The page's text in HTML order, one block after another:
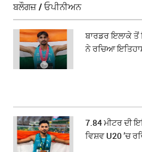
ਬਲੌਗਜ਼ / ਓਪੀਨੀਅਨ
ਬਾਰਡਰ ਇਲਾਕੇ
ਨੇ ਰਚਿਆ
7.84 ਮੀਟਰ ਦੀ
ਵਿਸ਼ਵ U20 ’ਚ